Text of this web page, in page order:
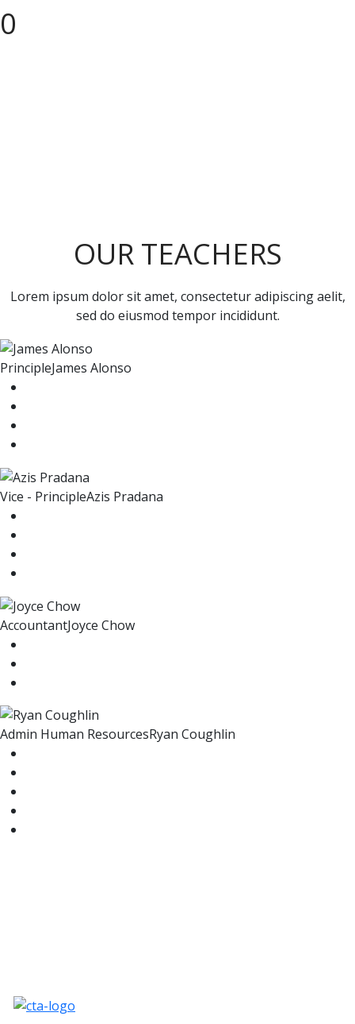
0
OUR TEACHERS
Lorem ipsum dolor sit amet, consectetur adipiscing aelit,
sed do eiusmod tempor incididunt.
PrincipleJames Alonso
Vice - PrincipleAzis Pradana
AccountantJoyce Chow
Admin Human ResourcesRyan Coughlin